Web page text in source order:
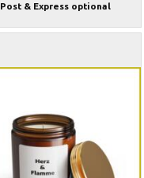
Post & Express optional